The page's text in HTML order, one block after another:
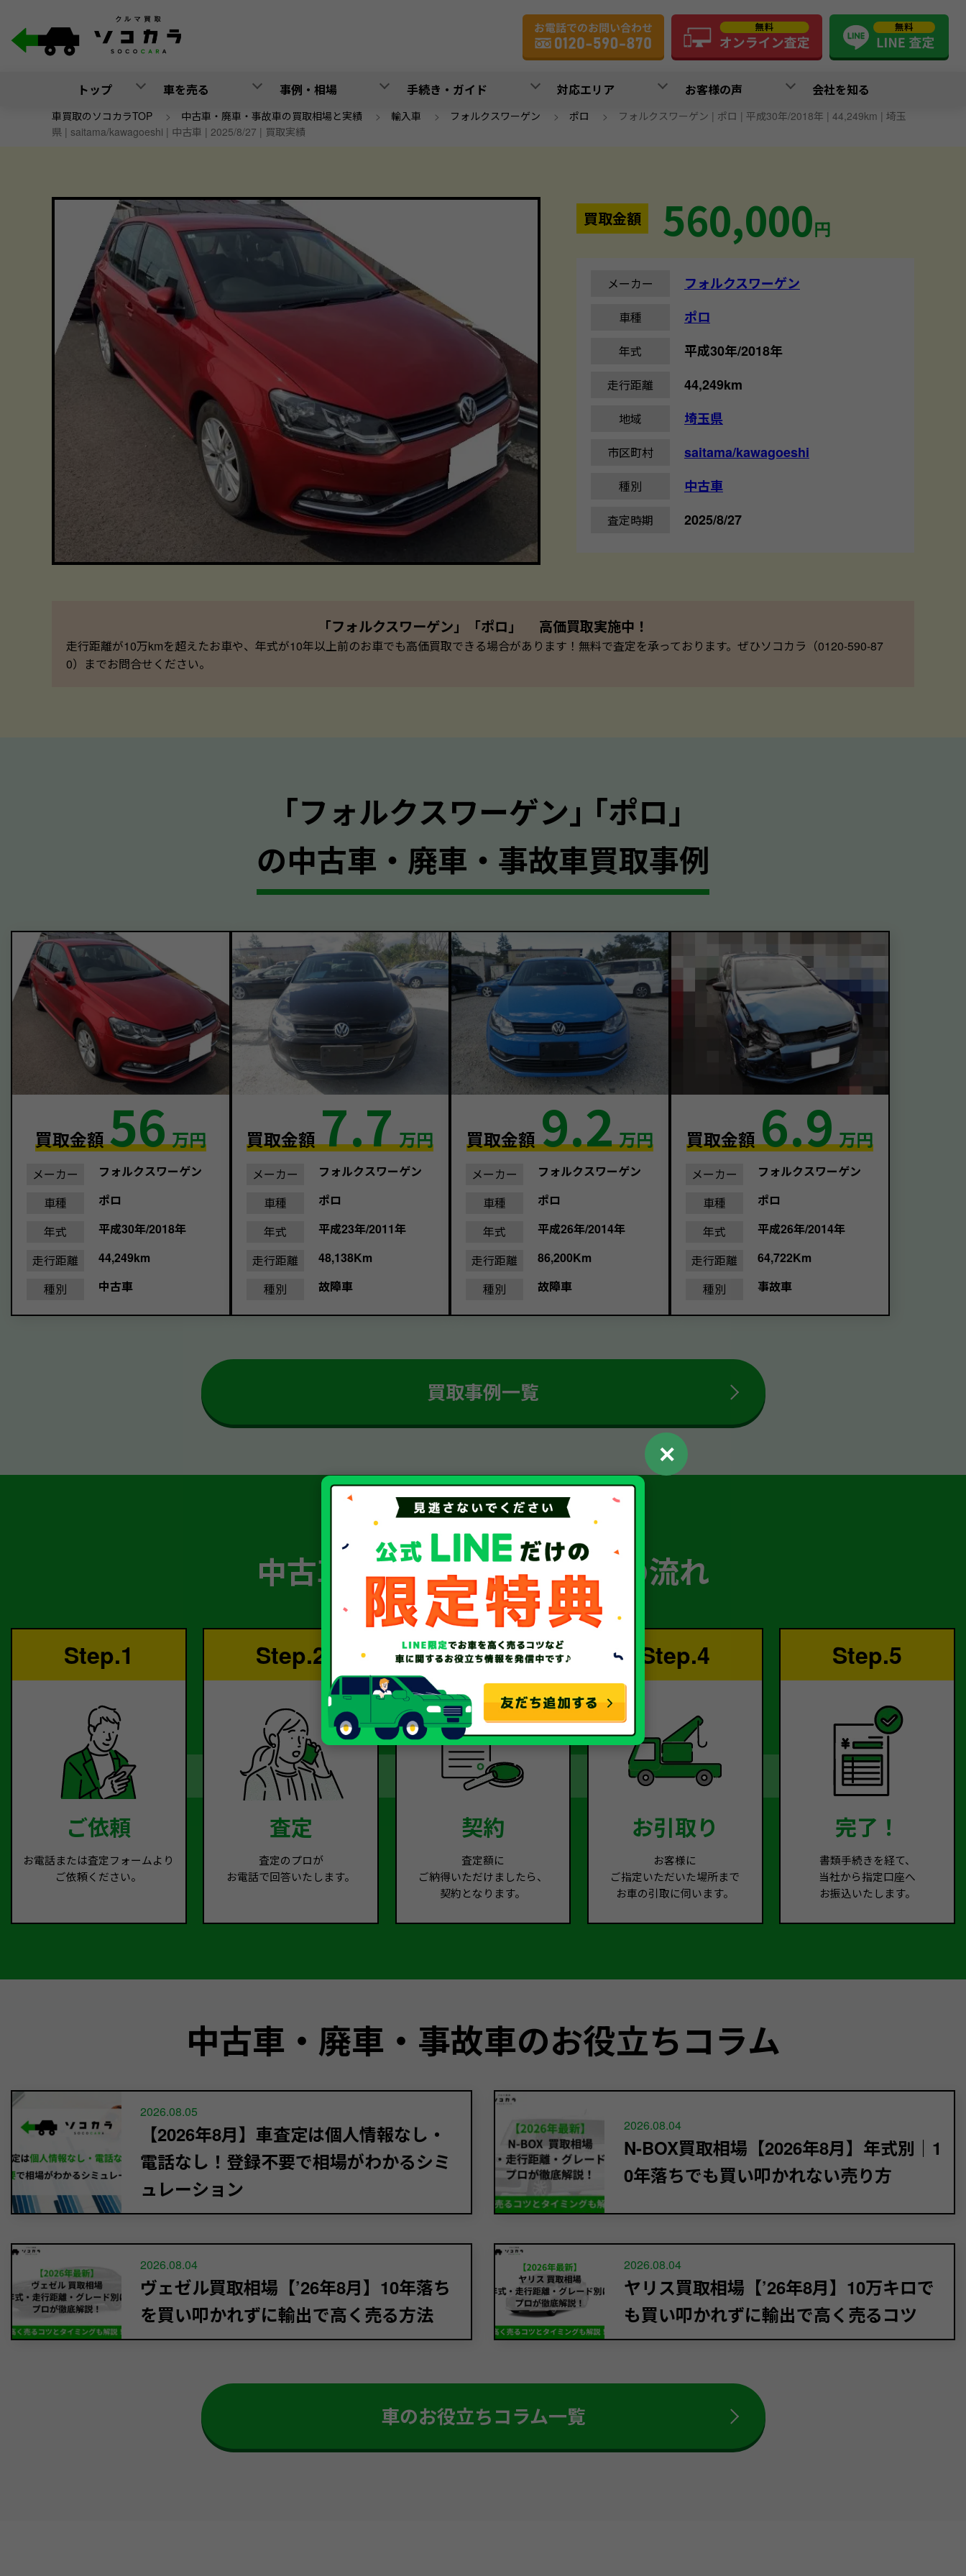
トップ 車を売る 事例・相場 手続き・ガイド 対応エリア お客様の声 会社を知る
車買取のソコカラTOP > 中古車・廃車・事故車の買取相場と実績 > 輸入車 > フォルクスワーゲン > ポロ > フォルクスワーゲン | ポロ | 平成30年/2018年 | 44,249km | 埼玉
県 | saitama/kawagoeshi | 中古車 | 2025/8/27 | 買取実績
買取金額 560,000円
メーカー フォルクスワーゲン
車種 ポロ
年式 平成30年/2018年
走行距離 44,249km
地域 埼玉県
市区町村 saitama/kawagoeshi
種別 中古車
査定時期 2025/8/27
「フォルクスワーゲン」「ポロ」 高価買取実施中！
走行距離が10万kmを超えたお車や、年式が10年以上前のお車でも高価買取できる場合があります！無料で査定を承っております。ぜひソコカラ（0120-590-87
0）までお問合せください。
｢フォルクスワーゲン｣ ｢ポロ｣
の中古車・廃車・事故車買取事例
買取金額56 万円
メーカー
フォルクスワーゲン
車種
ポロ
年式
平成30年/2018年
走行距離
44,249km
種別
中古車
買取金額7.7 万円
メーカー
フォルクスワーゲン
車種
ポロ
年式
平成23年/2011年
走行距離
48,138Km
種別
故障車
買取金額9.2 万円
メーカー
フォルクスワーゲン
車種
ポロ
年式
平成26年/2014年
走行距離
86,200Km
種別
故障車
買取金額6.9 万円
メーカー
フォルクスワーゲン
車種
ポロ
年式
平成26年/2014年
走行距離
64,722Km
種別
事故車
買取事例一覧
簡単 5ステップ！
中古車・廃車・事故車買取の流れ
Step.1
ご依頼
お電話または査定フォームより
ご依頼ください。
Step.2
査定
査定のプロが
お電話で回答いたします。
Step.3
契約
査定額に
ご納得いただけましたら、
契約となります。
Step.4
お引取り
お客様に
ご指定いただいた場所まで
お車の引取に伺います。
Step.5
完了！
書類手続きを経て、
当社から指定口座へ
お振込いたします。
中古車・廃車・事故車のお役立ちコラム
2026.08.05
【2026年8月】車査定は個人情報なし・
電話なし！登録不要で相場がわかるシミ
ュレーション
2026.08.04
N-BOX買取相場【2026年8月】年式別｜1
0年落ちでも買い叩かれない売り方
2026.08.04
ヴェゼル買取相場【’26年8月】10年落ち
を買い叩かれずに輸出で高く売る方法
2026.08.04
ヤリス買取相場【’26年8月】10万キロで
も買い叩かれずに輸出で高く売るコツ
車のお役立ちコラム一覧
✕